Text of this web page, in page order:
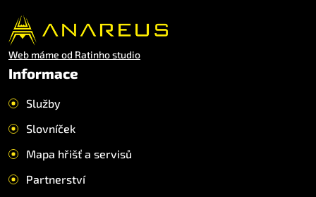
Web máme od Ratinho studio
Informace
Služby
Slovníček
Mapa hřišť a servisů
Partnerství